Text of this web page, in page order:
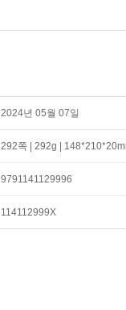
2024년 05월 07일
292쪽 | 292g |
9791141129996
114112999X